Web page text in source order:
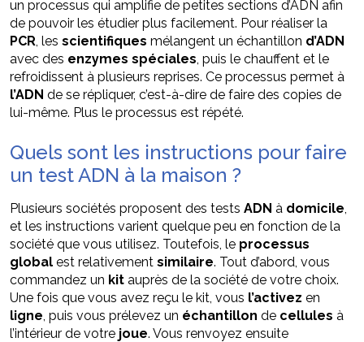
un processus qui amplifie de petites sections d’ADN afin
de pouvoir les étudier plus facilement. Pour réaliser la
PCR , les scientifiques mélangent un échantillon d’ADN
avec des enzymes spéciales , puis le chauffent et le
refroidissent à plusieurs reprises. Ce processus permet à
l’ADN de se répliquer, c’est-à-dire de faire des copies de
lui-même. Plus le processus est répété.
Quels sont les instructions pour faire
un test ADN à la maison ?
Plusieurs sociétés proposent des tests ADN à domicile
et les instructions varient quelque peu en fonction de la
société que vous utilisez. Toutefois, le processus
global est relativement similaire. Tout d’abord, vous
commandez un kit auprès de la société de votre choix.
Une fois que vous avez reçu le kit, vous l’activez en
ligne , puis vous prélevez un échantillon de cellules à
l’intérieur de votre joue. Vous renvoyez ensuite